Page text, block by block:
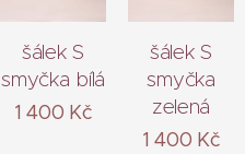
šálek S
smyčka bílá
1 400 Kč
šálek S
smyčka
zelená
1 400 Kč